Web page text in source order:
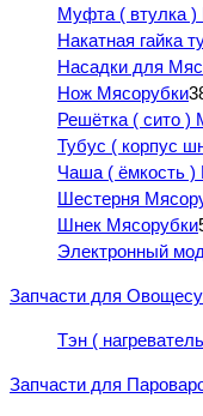
Муфта ( втулка )
Накатная гайка
Насадки для
Нож Мясорубки
Решётка ( сито )
Тубус ( корпус
Чаша ( ёмкость )
Шестерня
Шнек Мясорубки
Электронный
Запчасти для
Тэн (
Запчасти для